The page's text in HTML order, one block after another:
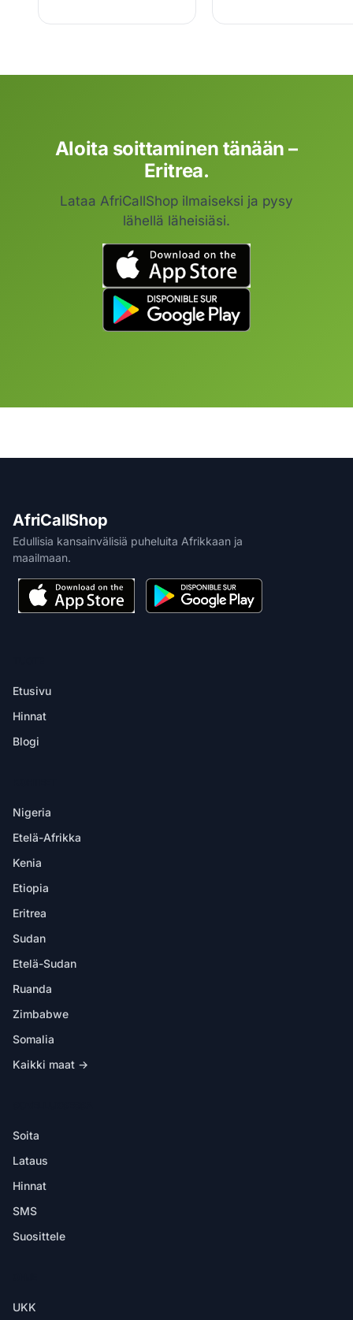
Aloita soittaminen tänään –
Eritrea.
Lataa AfriCallShop ilmaiseksi ja pysy
lähellä läheisiäsi.
AfriCallShop
Edullisia kansainvälisiä puheluita Afrikkaan ja
maailmaan.
Etusivu
Hinnat
Blogi
Nigeria
Etelä-Afrikka
Kenia
Etiopia
Eritrea
Sudan
Etelä-Sudan
Ruanda
Zimbabwe
Somalia
Kaikki maat →
Soita
Lataus
Hinnat
SMS
Suosittele
UKK